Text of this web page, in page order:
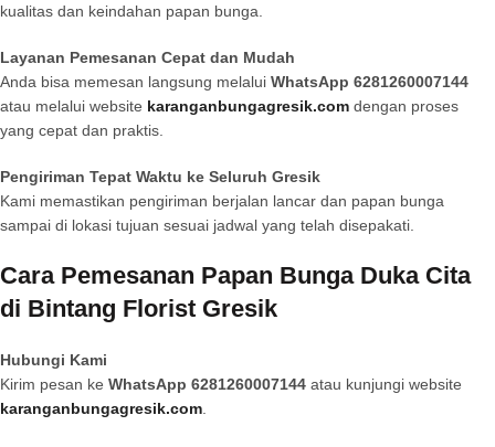
kualitas dan keindahan papan bunga.
Layanan Pemesanan Cepat dan Mudah
Anda bisa memesan langsung melalui WhatsApp 6281260007144
atau melalui website karanganbungagresik.com dengan proses
yang cepat dan praktis.
Pengiriman Tepat Waktu ke Seluruh Gresik
Kami memastikan pengiriman berjalan lancar dan papan bunga
sampai di lokasi tujuan sesuai jadwal yang telah disepakati.
Cara Pemesanan Papan Bunga Duka Cita
di Bintang Florist Gresik
Hubungi Kami
Kirim pesan ke WhatsApp 6281260007144 atau kunjungi website
karanganbungagresik.com